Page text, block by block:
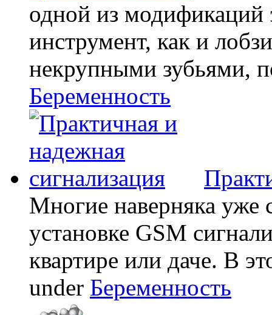
одной из модификаций
инструмент, как и
некрупными зубьями,
Беременность
Многие наверняка уже
установке GSM
квартире или даче. В
under Беременность